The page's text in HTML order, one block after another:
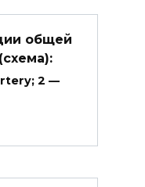
общей
2 —